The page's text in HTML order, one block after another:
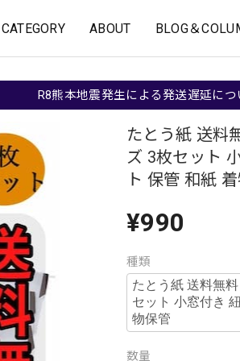
CATEGORY ABOUT BLOG＆
R8熊本地震発生による発送遅延に
たとう紙 送料
ズ 3枚セット
ト 保管 和紙
¥990
種類
数量